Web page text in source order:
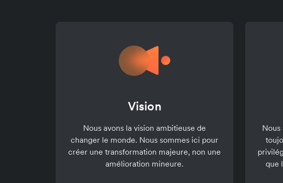
Vision
Nous avons la vision ambitieuse de
changer le monde. Nous sommes ici pour
créer une transformation majeure, non une
amélioration mineure.
Nous
que